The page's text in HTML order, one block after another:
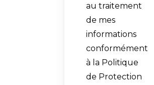
au traitement
de mes
informations
conformément
à la Politique
de Protection